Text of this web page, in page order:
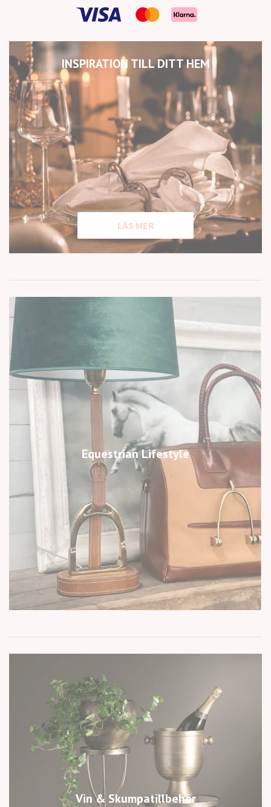
INSPIRATION TILL DITT HEM
LÄS MER
Equestrian Lifestyle
Vin & Skumpatillbehör